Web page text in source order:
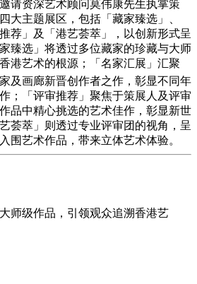
请资深艺术顾问莫伟康先生执掌策
大主题展区，包括「藏家臻选」、
荐」及「港艺荟萃」，以创新形式呈
臻选」将透过多位藏家的珍藏与大师
港艺术的根源；「名家汇展」汇聚
及画廊新晋创作者之作，彰显不同年
；「评审推荐」聚焦于策展人及评审
品中精心挑选的艺术佳作，彰显新世
荟萃」则透过专业评审团的视角，呈
围艺术作品，带来立体艺术体验。
师级作品，引领观众追溯香港艺